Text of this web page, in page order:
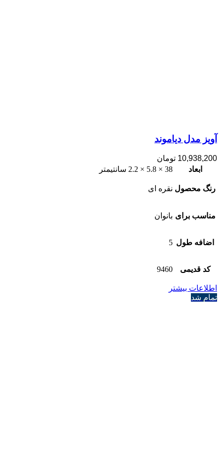
آویز مدل دیاموند
10,938,200 تومان
ابعاد
38 × 5.8 × 2.2 سانتیمتر
رنگ محصول نقره ای
مناسب برای بانوان
اضافه طول 5
کد قدیمی 9460
اطلاعات بیشتر
تمام شد